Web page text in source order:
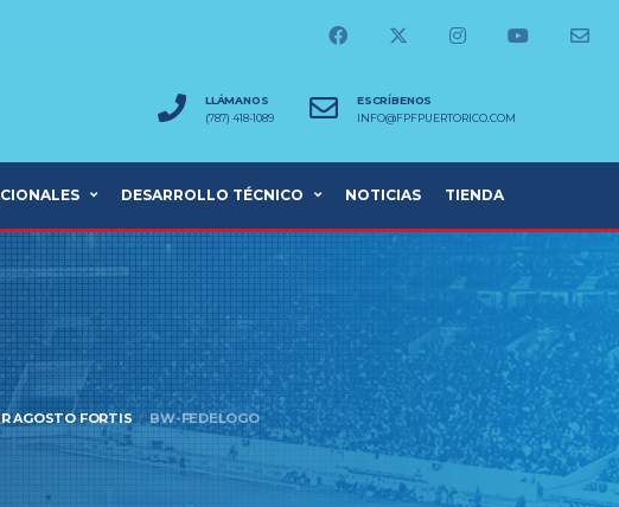
LLÁMANOS
(787) 418-1089
ESCRÍBENOS
INFO@FPFPUERTORICO.COM
DESARROLLO TÉCNICO NOTICIAS TIENDA
AGOSTO FORTIS BW-FEDELOGO